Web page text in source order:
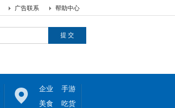
帮助中心
广告联系
企业
手游
美食
吃货